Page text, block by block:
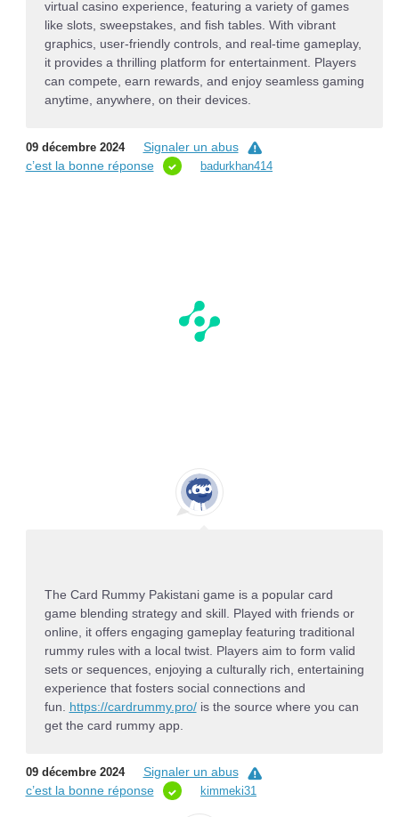
virtual casino experience, featuring a variety of games
like slots, sweepstakes, and fish tables. With vibrant
graphics, user-friendly controls, and real-time gameplay,
it provides a thrilling platform for entertainment. Players
can compete, earn rewards, and enjoy seamless gaming
anytime, anywhere, on their devices.
09 décembre 2024
Signaler un abus
c’est la bonne réponse
badurkhan414
The Card Rummy Pakistani game is a popular card
game blending strategy and skill. Played with friends or
online, it offers engaging gameplay featuring traditional
rummy rules with a local twist. Players aim to form valid
sets or sequences, enjoying a culturally rich, entertaining
experience that fosters social connections and
fun. https://cardrummy.pro/is the source where you can
get the card rummy app.
09 décembre 2024
Signaler un abus
c’est la bonne réponse
kimmeki31